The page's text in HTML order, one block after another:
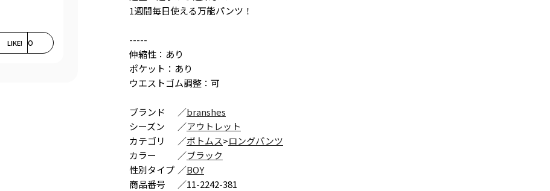
LIKE! 0
1週間毎日使える万能パンツ！
-----
伸縮性：あり
ポケット：あり
ウエストゴム調整：可
ブランド ／branshes
シーズン
／アウトレット
カテゴリ
／ボトムス>ロングパンツ
カラー
／ブラック
性別タイプ ／BOY
商品番号
／11-2242-381